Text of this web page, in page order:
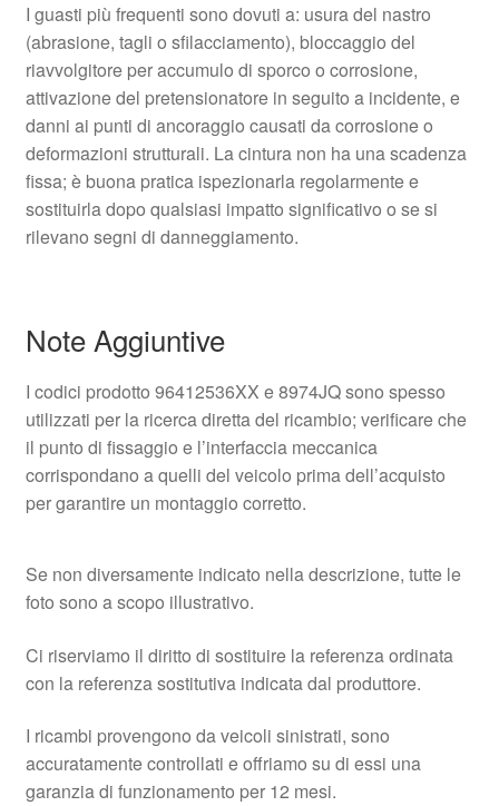
I guasti più frequenti sono dovuti a: usura del nastro
(abrasione, tagli o sfilacciamento), bloccaggio del
riavvolgitore per accumulo di sporco o corrosione,
attivazione del pretensionatore in seguito a incidente, e
danni ai punti di ancoraggio causati da corrosione o
deformazioni strutturali. La cintura non ha una scadenza
fissa; è buona pratica ispezionarla regolarmente e
sostituirla dopo qualsiasi impatto significativo o se si
rilevano segni di danneggiamento.
Note Aggiuntive
I codici prodotto 96412536XX e 8974JQ sono spesso
utilizzati per la ricerca diretta del ricambio; verificare che
il punto di fissaggio e l’interfaccia meccanica
corrispondano a quelli del veicolo prima dell’acquisto
per garantire un montaggio corretto.
Se non diversamente indicato nella descrizione, tutte le
foto sono a scopo illustrativo.
Ci riserviamo il diritto di sostituire la referenza ordinata
con la referenza sostitutiva indicata dal produttore.
I ricambi provengono da veicoli sinistrati, sono
accuratamente controllati e offriamo su di essi una
garanzia di funzionamento per 12 mesi.